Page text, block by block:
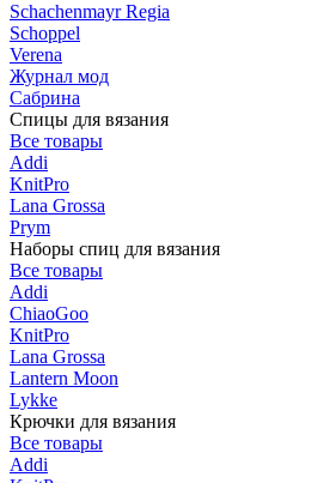
Schachenmayr Regia
Schoppel
Verena
Журнал мод
Сабрина
Спицы для вязания
Все товары
Addi
KnitPro
Lana Grossa
Prym
Наборы спиц для вязания
Все товары
Addi
ChiaoGoo
KnitPro
Lana Grossa
Lantern Moon
Lykke
Крючки для вязания
Все товары
Addi